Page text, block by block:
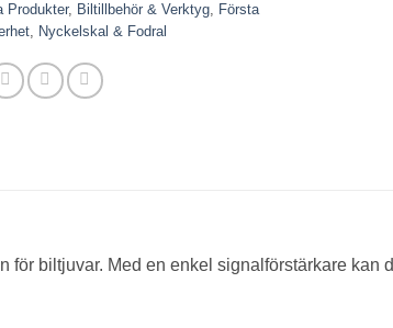
Produkter, Biltillbehör & Verktyg, Första
, Nyckelskal & Fodral
för biltjuvar. Med en enkel signalförstärkare kan